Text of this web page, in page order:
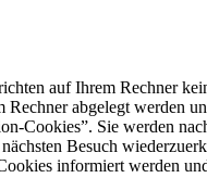
auf Ihrem Rechner
abgelegt werden
Cookies”. Sie werden
Besuch
informiert werden